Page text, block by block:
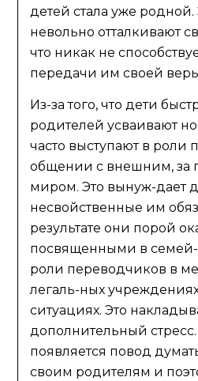
детей стала уже
невольно отталкивают
что никак не
передачи им своей
Из-за того, что дети
родителей усваивают
часто выступают в роли
общении с внешним, за
миром. Это вынуж-дает
несвойственные им
результате они порой
посвященными в
роли переводчиков в
легаль-ных
ситуациях. Это
дополнительный
появляется повод
своим родителям и